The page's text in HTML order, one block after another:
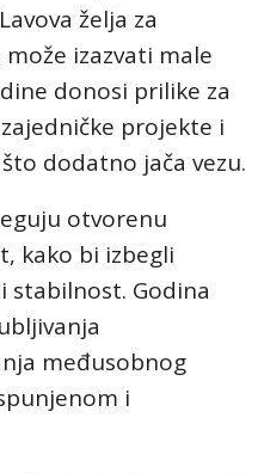
želja za
izazvati male
donosi prilike za
projekte i
dodatno jača vezu.
otvorenu
kako bi izbegli
stabilnost. Godina
međusobnog
i